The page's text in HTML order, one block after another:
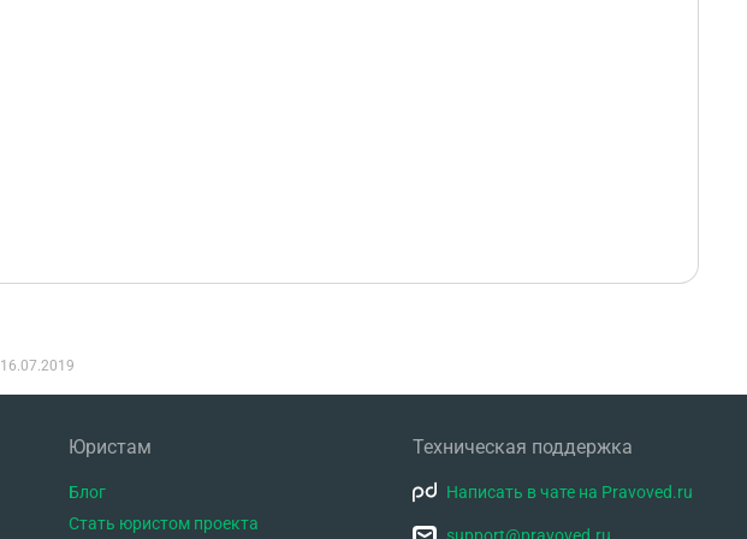
16.07.2019
Юристам
Блог
Стать юристом проекта
Техническая поддержка
Написать в чате на Pravoved.ru